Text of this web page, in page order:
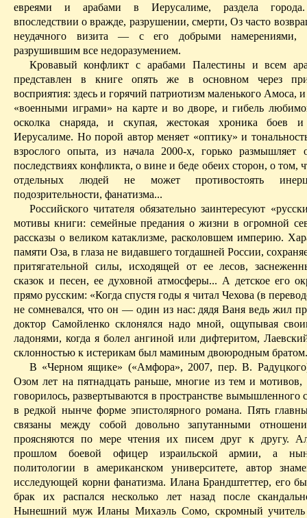
евреями и арабами в Иерусалиме, раздела города.
впоследствии о вражде, разрушении, смерти,Оз часто
неудачного визита — с его добрыми намерениями,
разрушившим все недоразумением.
Кровавый конфликт с арабами Палестины и всем
представлен в книге опять же в основном через
восприятия: здесь и горячий патриотизм маленького Амоса,
«военными играми» на карте и во дворе, и гибель
осколка снаряда, и скупая, жестокая хроника боев
Иерусалиме. Но порой автор меняет «оптику» и
взрослого опыта, из начала 2000-х, горько
последствиях конфликта, о вине и беде обеих сторон, о том,
отдельных людей не может противостоять
подозрительности, фанатизма...
Российского читателя обязательно заинтересуют
мотивы книги: семейные предания о жизни в огромной
рассказы о великом катаклизме, расколовшем империю.
памятиОза, в глаза не видавшего тогдашней России,
притягательной силы, исходящей от ее лесов,
сказок и песен, ее духовной атмосферы... А детское его
прямо русским: «Когда спустя годы я читал Чехова (в
не сомневался, что он — один из нас: дядя Ваня ведь жил
доктор Самойленкосклонялся надо мной, ощупывая
ладонями, когда я болел ангиной или дифтеритом,
склонностью к истерикам был маминым двоюродным
В «Черном ящике» («Амфора», 2007, пер. В. Радуцкого
Озом лет на пятнадцать раньше, многие из теми мотивов,
говорилось, развертываются в пространстве вымышленного
в редкой нынче форме эпистолярного романа. Пять
связаны между собой довольно запутанными
проясняются по мере чтения их писем друг к другу.
прошлом боевой офицер израильской армии, а
политологии в американском университете, автор
исследующей корни фанатизма. Илана Брандштеттер, его
брак ихраспался несколько лет назад после
Нынешний мужИланы Михаэль Сомо, скромный учитель